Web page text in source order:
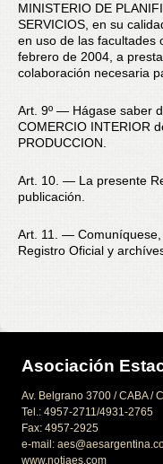
MINISTERIO DE
SERVICIOS, en su
en uso de las facultades
febrero de 2004, a
colaboración necesaria
Art. 9º — Hágase saber
COMERCIO INTERIOR
PRODUCCION.
Art. 10. — La presente
publicación.
Art. 11. —
Registro Oficial y
Asociación
Av. Belgrano 3700 / CABA /
Tel.: 4957-2711/4931-2765
Fax: 4957-2925
e-mail:
www.notiaes.com